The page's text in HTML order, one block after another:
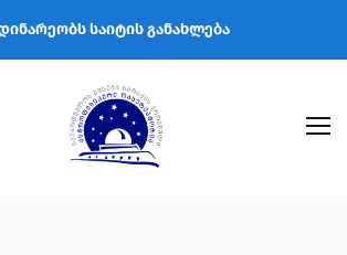
საიტის განახლება